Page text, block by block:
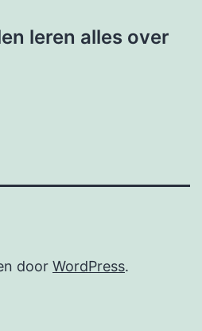
leren alles over
door WordPress.